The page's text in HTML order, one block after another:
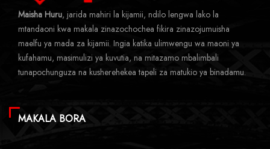
Maisha Huru, jarida mahiri la kijamii, ndilo lengwa lako la
mtandaoni kwa makala zinazochochea fikira zinazojumuisha
maelfu ya mada za kijamii. Ingia katika ulimwengu wa maoni ya
kufahamu, masimulizi ya kuvutia, na mitazamo mbalimbali
tunapochunguza na kusherehekea tapeli za matukio ya binadamu.
MAKALA BORA